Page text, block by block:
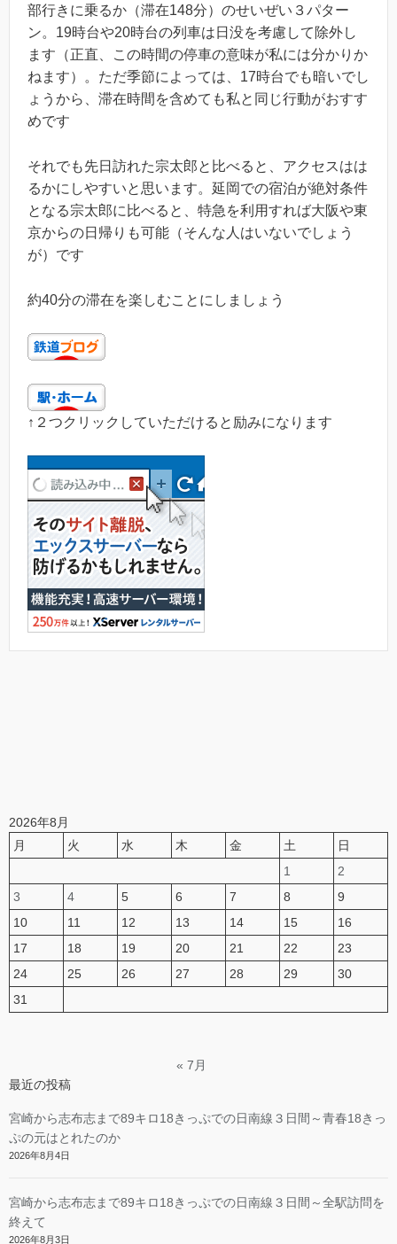
部行きに乗るか（滞在148分）のせいぜい３パター
ン。19時台や20時台の列車は日没を考慮して除外し
ます（正直、この時間の停車の意味が私には分かりか
ねます）。ただ季節によっては、17時台でも暗いでし
ょうから、滞在時間を含めても私と同じ行動がおすす
めです
それでも先日訪れた宗太郎と比べると、アクセスはは
るかにしやすいと思います。延岡での宿泊が絶対条件
となる宗太郎に比べると、特急を利用すれば大阪や東
京からの日帰りも可能（そんな人はいないでしょう
が）です
約40分の滞在を楽しむことにしましょう
↑２つクリックしていただけると励みになります
2026年8月
月
火 水 木 金 土
日
1
2
3
4 5 6 7 8
9
10
11 12 13 14 15
16
17
18 19 20 21 22
23
24
25 26 27 28 29
30
31
« 7月
最近の投稿
宮崎から志布志まで89キロ18きっぷでの日南線３日間～青春18きっ
ぷの元はとれたのか
2026年8月4日
宮崎から志布志まで89キロ18きっぷでの日南線３日間～全駅訪問を
終えて
2026年8月3日